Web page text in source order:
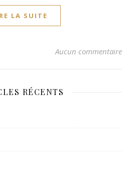
LA SUITE
Aucun commentaire
RÉCENTS